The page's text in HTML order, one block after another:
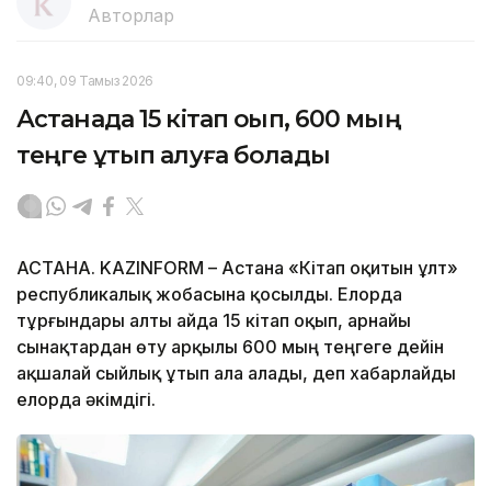
Авторлар
09:40, 09 Тамыз 2026
Астанада 15 кітап оқып, 600 мың
теңге ұтып алуға болады
АСТАНА. KAZINFORM – Астана «Кітап оқитын ұлт»
республикалық жобасына қосылды. Елорда
тұрғындары алты айда 15 кітап оқып, арнайы
сынақтардан өту арқылы 600 мың теңгеге дейін
ақшалай сыйлық ұтып ала алады, деп хабарлайды
елорда әкімдігі.